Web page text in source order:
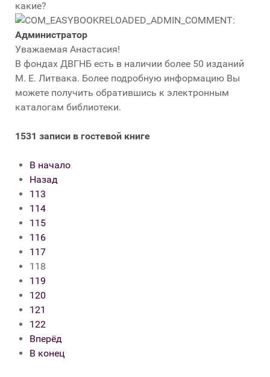
какие?
Администратор
Уважаемая Анастасия!
В фондах ДВГНБ есть в наличии более 50 изданий
М. Е. Литвака. Более подробную информацию Вы
можете получить обратившись к электронным
каталогам библиотеки.
1531 записи в гостевой книге
В начало
Назад
113
114
115
116
117
118
119
120
121
122
Вперёд
В конец